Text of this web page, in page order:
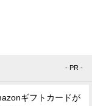
- PR -
ギフトカードが